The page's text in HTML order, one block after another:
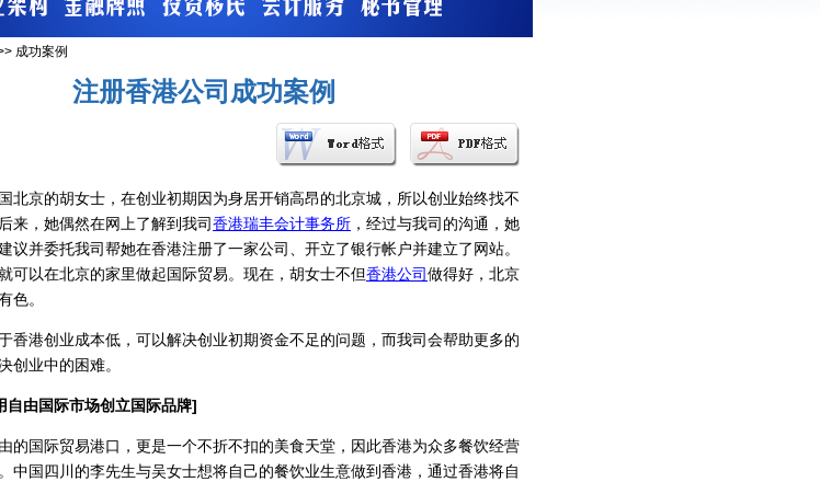
成功案例
注册香港公司成功案例
京的胡女士，在创业初期因为身居开销高昂的北京城，所以创业始终找不
来，她偶然在网上了解到我司香港瑞丰会计事务所 ，经过与我司的沟通，她
议并委托我司帮她在香港注册了一家公司、开立了银行帐户并建立了网站。
可以在北京的家里做起国际贸易。现在，胡女士不但香港公司做得好，北京
色。
于香港创业成本低，可以解决创业初期资金不足的问题，而我司会帮助更多的
创业中的困难。
自由国际市场创立国际品牌]
国际贸易港口，更是一个不折不扣的美食天堂，因此香港为众多餐饮经营
中国四川的李先生与吴女士想将自己的餐饮业生意做到香港，通过香港将自